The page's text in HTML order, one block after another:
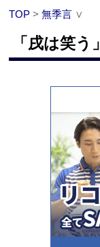
TOP >無季言 ∨
「戌は笑う」